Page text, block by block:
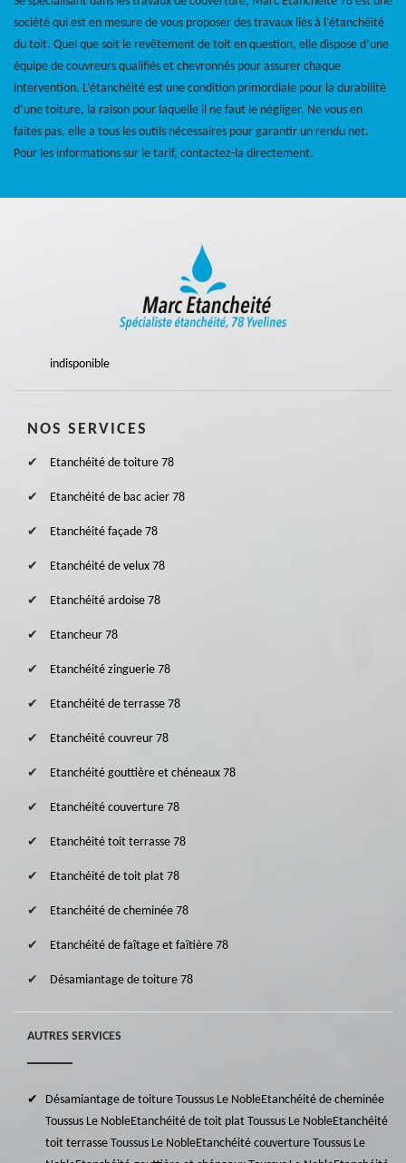
société qui est en mesure de vous proposer des travaux liés à l’étanchéité
du toit. Quel que soit le revêtement de toit en question, elle dispose d’une
équipe de couvreurs qualifiés et chevronnés pour assurer chaque
intervention. L’étanchéité est une condition primordiale pour la durabilité
d’une toiture, la raison pour laquelle il ne faut le négliger. Ne vous en
faites pas, elle a tous les outils nécessaires pour garantir un rendu net.
Pour les informations sur le tarif, contactez-la directement.
indisponible
NOS SERVICES
Etanchéité de toiture 78
Etanchéité de bac acier 78
Etanchéité façade 78
Etanchéité de velux 78
Etanchéité ardoise 78
Etancheur 78
Etanchéité zinguerie 78
Etanchéité de terrasse 78
Etanchéité couvreur 78
Etanchéité gouttière et chéneaux 78
Etanchéité couverture 78
Etanchéité toit terrasse 78
Etanchéité de toit plat 78
Etanchéité de cheminée 78
Etanchéité de faîtage et faîtière 78
Désamiantage de toiture 78
AUTRES SERVICES
Désamiantage de toiture Toussus Le NobleEtanchéité de cheminée
Toussus Le NobleEtanchéité de toit plat Toussus Le NobleEtanchéité
toit terrasse Toussus Le NobleEtanchéité couverture Toussus Le